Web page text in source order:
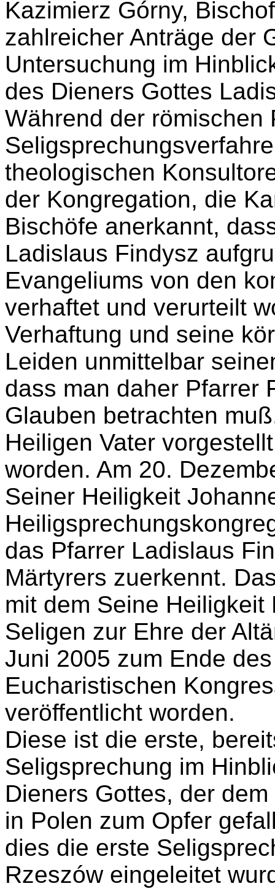
Kazimierz Górny,
zahlreicher Anträge der
Untersuchung im
des Dieners Gottes
Während der römischen
theologischen
der Kongregation, die
Bischöfe anerkannt,
Ladislaus Findysz
Evangeliums von den
verhaftet und verurteilt
Verhaftung und seine
Leiden unmittelbar
dass man daher Pfarrer
Glauben betrachten
Heiligen Vater
worden. Am 20.
Seiner Heiligkeit
das Pfarrer Ladislaus
Märtyrers zuerkennt.
mit dem Seine
Seligen zur Ehre der
Juni 2005 zum Ende
Eucharistischen
veröffentlicht worden.
Diese ist die erste,
Seligsprechung im
Dieners Gottes, der
in Polen zum Opfer
dies die erste
Rzeszów eingeleitet